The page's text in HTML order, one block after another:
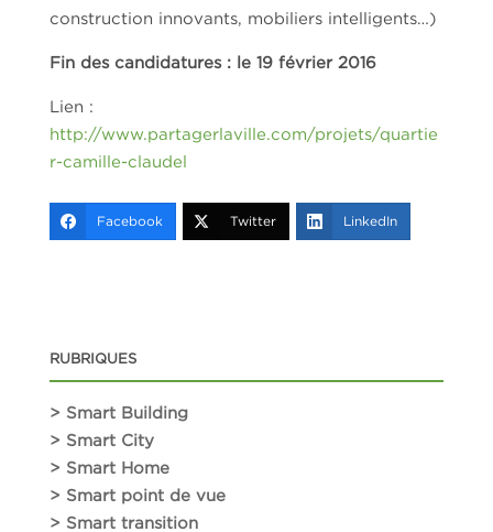
construction innovants, mobiliers intelligents…)
Fin des candidatures : le 19 février 2016
Lien :
http://www.partagerlaville.com/projets/quartie
r-camille-claudel
Facebook Twitter LinkedIn
RUBRIQUES
> Smart Building
> Smart City
> Smart Home
> Smart point de vue
> Smart transition